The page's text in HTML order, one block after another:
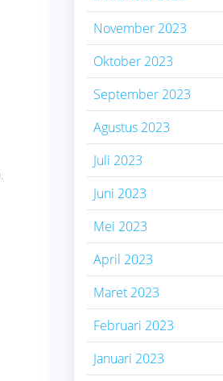
November 2023
Oktober 2023
September 2023
Agustus 2023
Juli 2023
Juni 2023
Mei 2023
April 2023
Maret 2023
Februari 2023
Januari 2023